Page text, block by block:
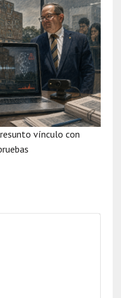
vínculo con